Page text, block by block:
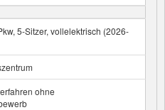
5-Sitzer, vollelektrisch (2026-
ohne